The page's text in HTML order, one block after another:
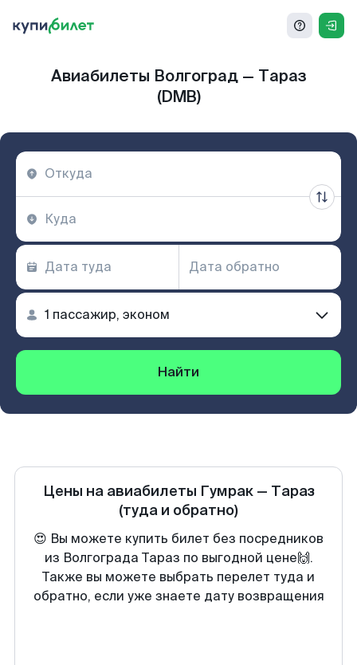
Авиабилеты Волгоград — Тараз
(DMB)
Найти
Цены на авиабилеты Гумрак— Тараз
(туда и обратно)
😍 Вы можете купить билет без посредников
из Волгограда Тараз по выгодной цене🙌.
Также вы можете выбрать перелет туда и
обратно, если уже знаете дату возвращения